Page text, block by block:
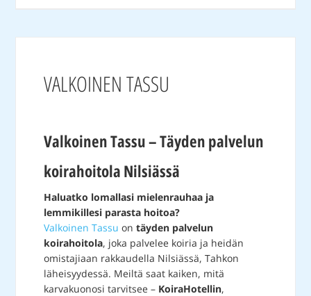
VALKOINEN TASSU
Valkoinen Tassu – Täyden palvelun
koirahoitola Nilsiässä
Haluatko lomallasi mielenrauhaa ja
lemmikillesi parasta hoitoa?
Valkoinen Tassu ontäyden palvelun
koirahoitola, joka palvelee koiria ja heidän
omistajiaan rakkaudella Nilsiässä, Tahkon
läheisyydessä. Meiltä saat kaiken, mitä
karvakuonosi tarvitsee – KoiraHotellin,